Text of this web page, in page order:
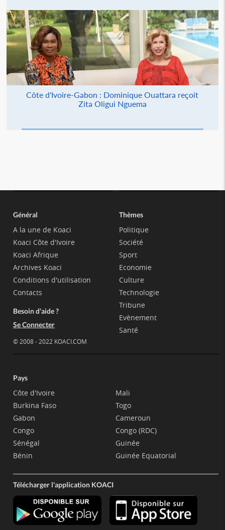
Côte d'Ivoire-Gabon : Dominique Ouattara reçoit
Zita Oligui Nguema
Général
A la une de Koaci
Koaci Côte d'Ivoire
Koaci Afrique
Archives Koaci
Conditions d'utilisation
Contacts
Besoin d'aide ?
Se Connecter
© 2008 - 2022 KOACI.COM
Thèmes
Politique
Société
Sport
Economie
Culture
Technologie
Tribune
Evènement
Santé
Pays
Côte d'Ivoire
Burkina Faso
Gabon
Congo
Sénégal
Bénin
Mali
Togo
Cameroun
Congo (RDC)
Guinée
Guinée Equatorial
Télécharger l'application KOACI